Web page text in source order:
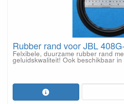
Rubber rand voor JBL
Felxibele, duurzame rubber rand
geluidskwaliteit! Ook beschikbaar